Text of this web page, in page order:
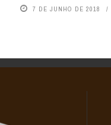
7 DE JUNHO DE 2018